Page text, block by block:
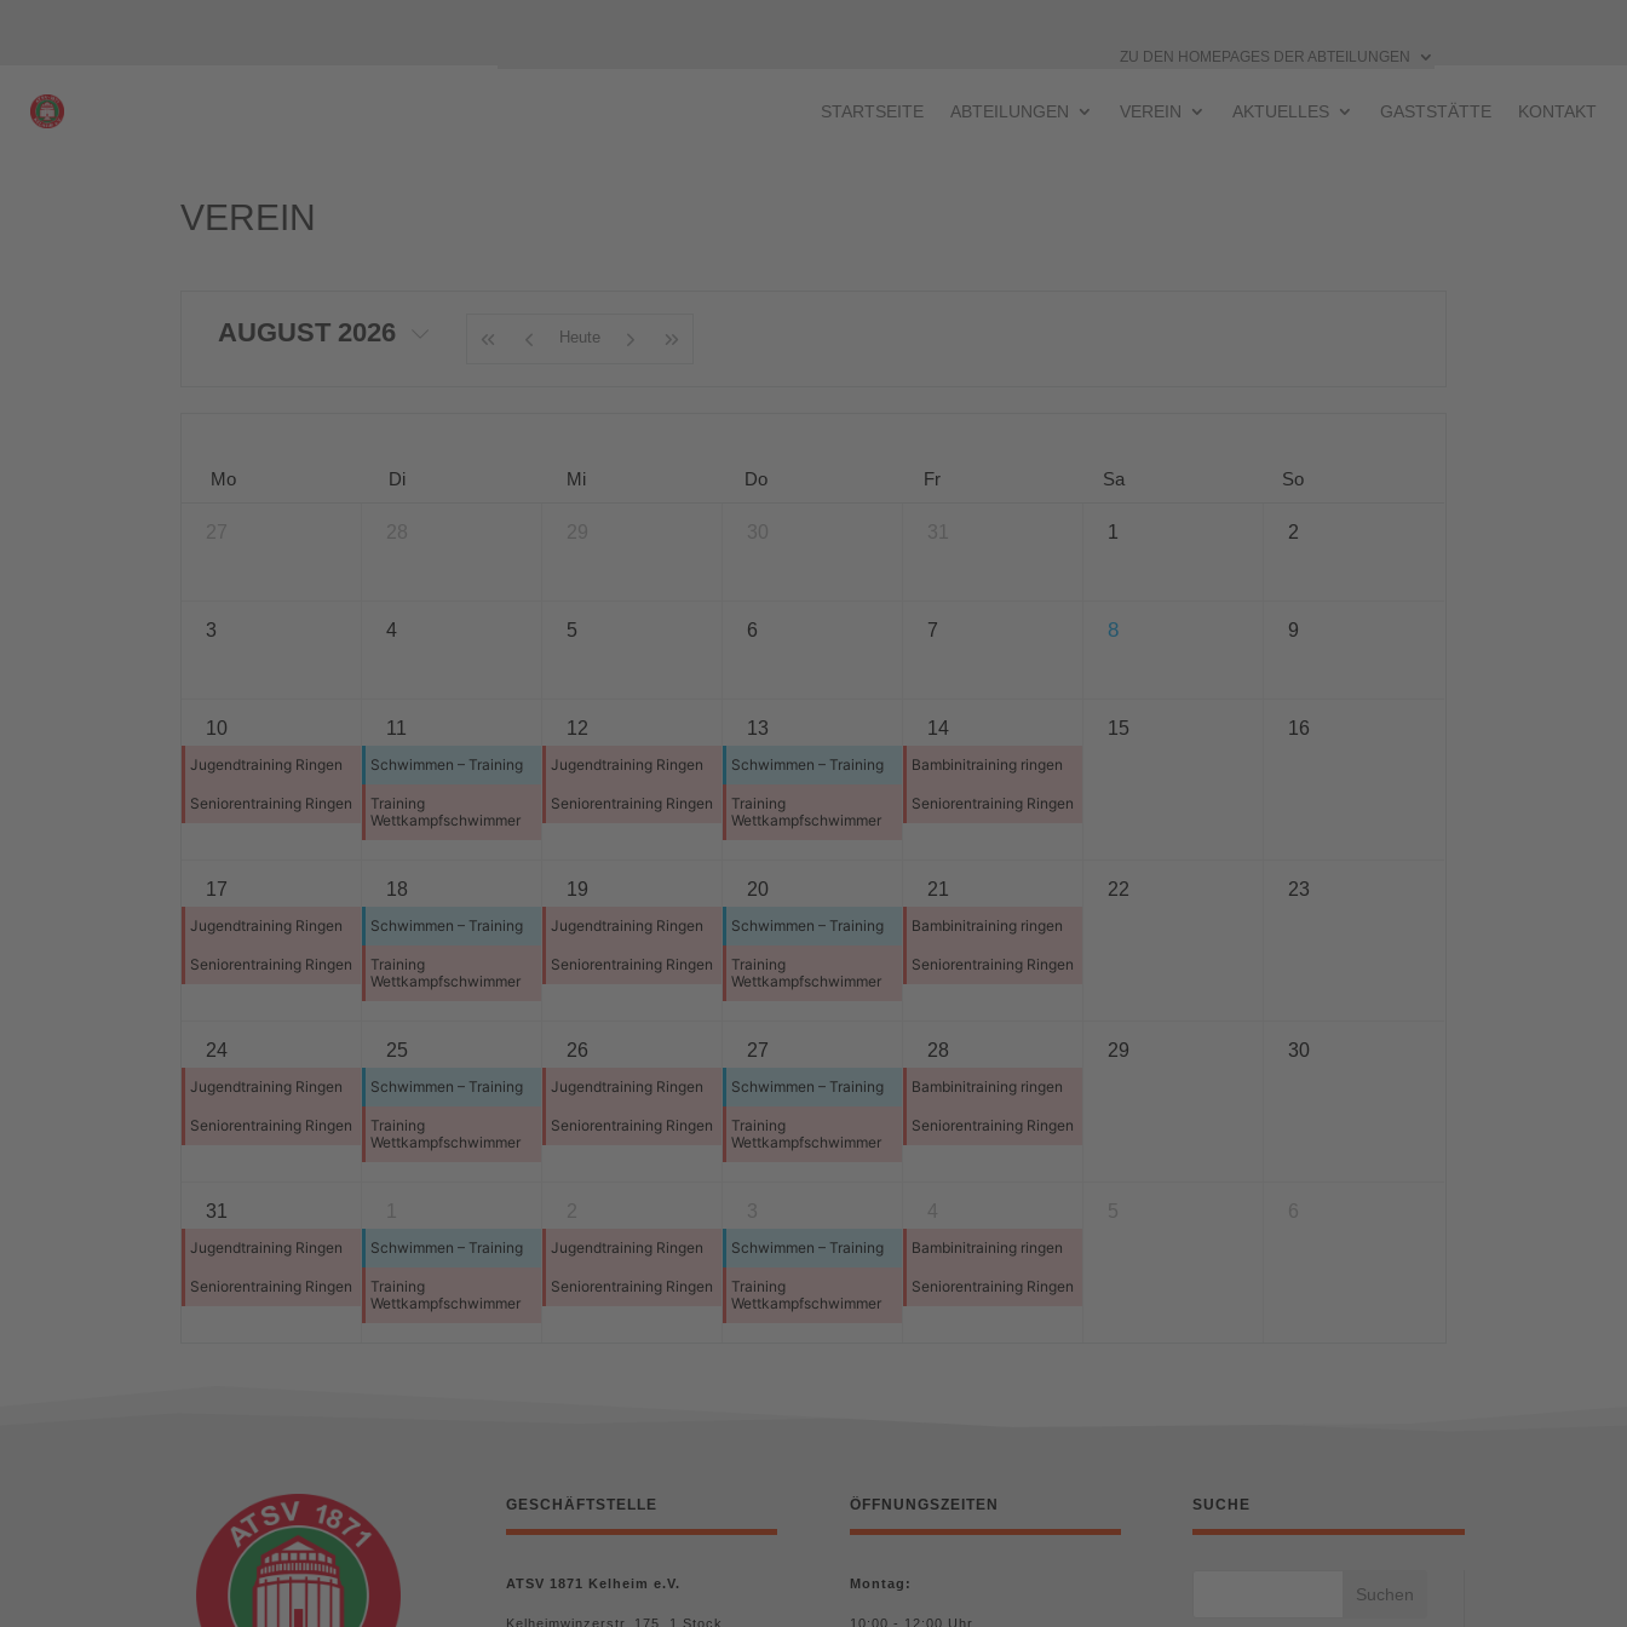
ZU DEN HOMEPAGES DER ABTEILUNGEN
STARTSEITE ABTEILUNGEN VEREIN AKTUELLES GASTSTÄTTE KONTAKT
VEREIN
AUGUST 2026 Heute
Mo Di Mi Do Fr Sa So
1 2
3 4 5 6 7 8 9
10
Jugendtraining Ringen
Seniorentraining Ringen
11
Schwimmen – Training
Training
Wettkampfschwimmer
12
Jugendtraining Ringen
Seniorentraining Ringen
13
Schwimmen – Training
Training
Wettkampfschwimmer
14
Bambinitraining ringen
Seniorentraining Ringen
15 16
17
Jugendtraining Ringen
Seniorentraining Ringen
18
Schwimmen – Training
Training
Wettkampfschwimmer
19
Jugendtraining Ringen
Seniorentraining Ringen
20
Schwimmen – Training
Training
Wettkampfschwimmer
21
Bambinitraining ringen
Seniorentraining Ringen
22 23
24
Jugendtraining Ringen
Seniorentraining Ringen
25
Schwimmen – Training
Training
Wettkampfschwimmer
26
Jugendtraining Ringen
Seniorentraining Ringen
27
Schwimmen – Training
Training
Wettkampfschwimmer
28
Bambinitraining ringen
Seniorentraining Ringen
29 30
31
Jugendtraining Ringen
Seniorentraining Ringen
Schwimmen – Training
Training
Wettkampfschwimmer
Jugendtraining Ringen
Seniorentraining Ringen
Schwimmen – Training
Training
Wettkampfschwimmer
Bambinitraining ringen
Seniorentraining Ringen
GESCHÄFTSTELLE
ATSV 1871 Kelheim e.V.
Kelheimwinzerstr. 175, 1.Stock
ÖFFNUNGSZEITEN
Montag:
10:00 - 12:00 Uhr
SUCHE
Suchen